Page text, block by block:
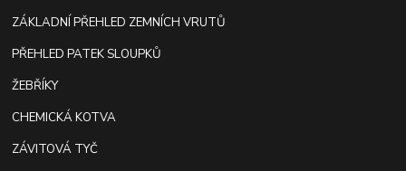
ZÁKLADNÍ PŘEHLED ZEMNÍCH VRUTŮ
PŘEHLED PATEK SLOUPKŮ
ŽEBŘÍKY
CHEMICKÁ KOTVA
ZÁVITOVÁ TYČ